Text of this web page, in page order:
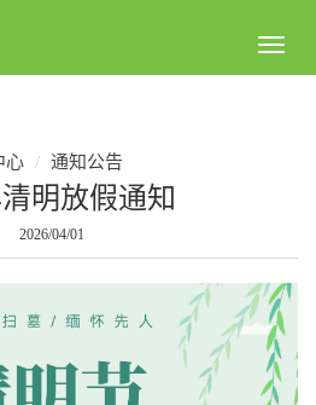
Toggle
心 通知公告
明放假通知
2026/04/01